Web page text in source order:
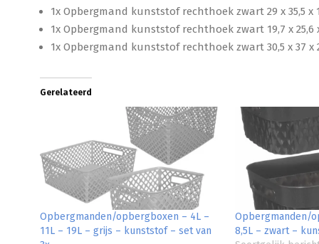
1x Opbergmand kunststof rechthoek zwart 29 x 35,5 x
1x Opbergmand kunststof rechthoek zwart 19,7 x 25,6
1x Opbergmand kunststof rechthoek zwart 30,5 x 37 x
Gerelateerd
Opbergmanden/opbergboxen – 4L –
11L – 19L – grijs – kunststof – set van
Opbergmanden/
8,5L – zwart –